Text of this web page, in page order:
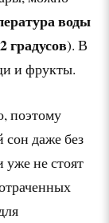
воды
градусов). В
и фрукты.
поэтому
сон даже без
уже не стоят